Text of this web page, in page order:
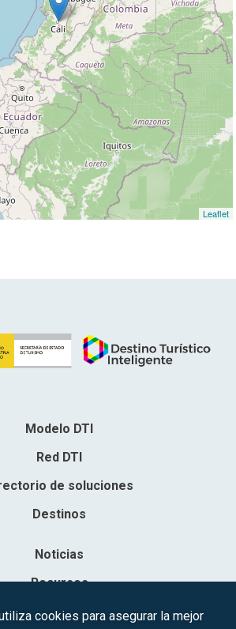
Leaflet
Modelo DTI
Red DTI
de soluciones
Destinos
Noticias
Recursos
Contacto
cookies para asegurar la mejor